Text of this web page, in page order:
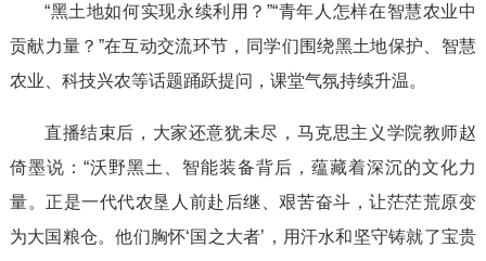
“黑土地如何实现永续利用？”“青年人怎样在智慧农业中
贡献力量？”在互动交流环节，同学们围绕黑土地保护、智慧
农业、科技兴农等话题踊跃提问，课堂气氛持续升温。
直播结束后，大家还意犹未尽，马克思主义学院教师赵
倚墨说：“沃野黑土、智能装备背后，蕴藏着深沉的文化力
量。正是一代代农垦人前赴后继、艰苦奋斗，让茫茫荒原变
为大国粮仓。他们胸怀‘国之大者’，用汗水和坚守铸就了宝贵